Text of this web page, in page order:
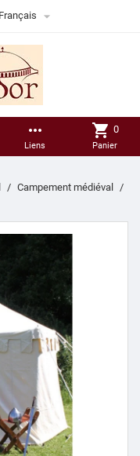
Français 
more_horiz
Liens
shopping_cart 0
Panier
Campement médiéval